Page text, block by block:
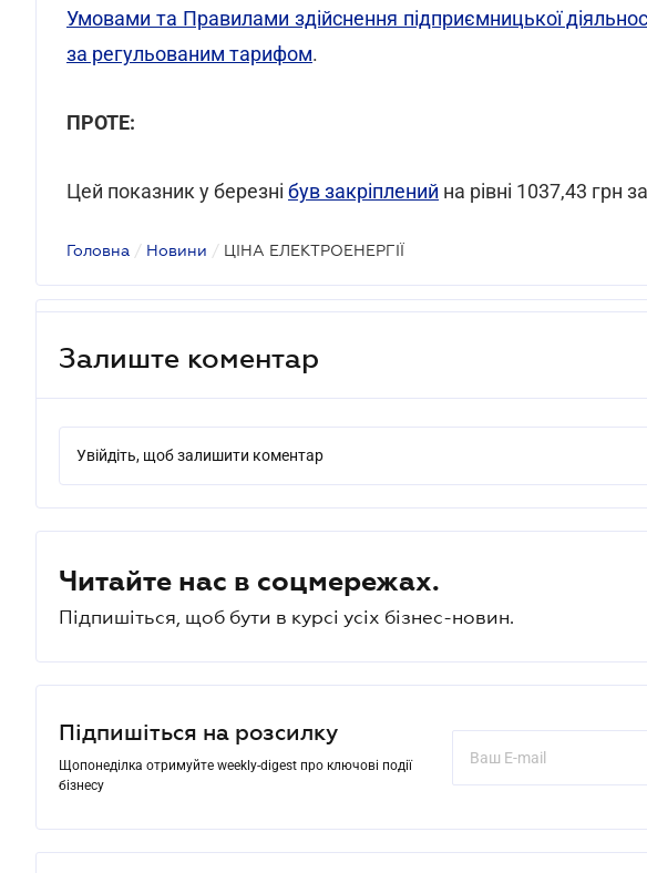
Умовами та Правилами здійснення підприємницької
за регульованим тарифом.
ПРОТЕ:
Цей показник у березні був закріплений на рівні 1037,43 грн
Головна / Новини / ЦІНА ЕЛЕКТРОЕНЕРГІЇ
Залиште коментар
Увійдіть, щоб залишити коментар
Читайте нас в соцмережах.
Підпишіться, щоб бути в курсі усіх бізнес-новин.
Підпишіться на розсилку
Щопонеділка отримуйте weekly-digest про ключові події
бізнесу